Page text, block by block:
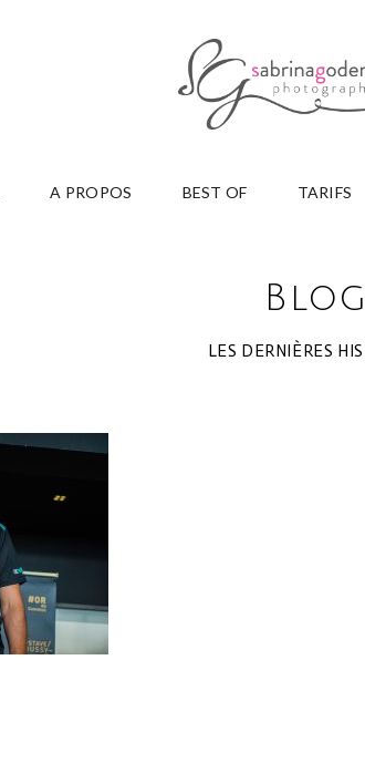
A PROPOS BEST OF TARIFS
Blog
LES DERNIÈRES